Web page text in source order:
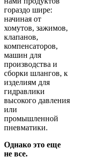
гораздо шире:
начиная от
хомутов, зажимов,
клапанов,
компенсаторов,
машин для
производства и
сборки шлангов, к
изделиям для
гидравлики
высокого давления
или
промышленной
пневматики.
Однако это еще
не все.